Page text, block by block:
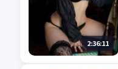
2:36:11